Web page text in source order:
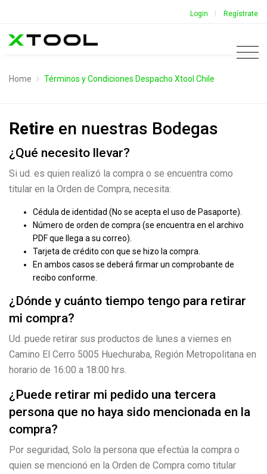
Login | Regístrate
Home Términos y Condiciones Despacho Xtool Chile
Retire en nuestras Bodegas
¿Qué necesito llevar?
Si ud. es quien realizó la compra o se encuentra como
titular en la Orden de Compra, necesita:
Cédula de identidad (No se acepta el uso de Pasaporte).
Número de orden de compra (se encuentra en el archivo
PDF que llega a su correo).
Tarjeta de crédito con que se hizo la compra.
En ambos casos se deberá firmar un comprobante de
recibo conforme.
¿Dónde y cuánto tiempo tengo para retirar
mi compra?
Ud. puede retirar sus productos de lunes a viernes en
Camino El Cerro 5005 Huechuraba, Región Metropolitana en
horario de 16:00 a 18:00 hrs.
¿Puede retirar mi pedido una tercera
persona que no haya sido mencionada en la
compra?
Por seguridad, Solo la persona que efectúa la compra o
quien se mencionó en la Orden de Compra como titular